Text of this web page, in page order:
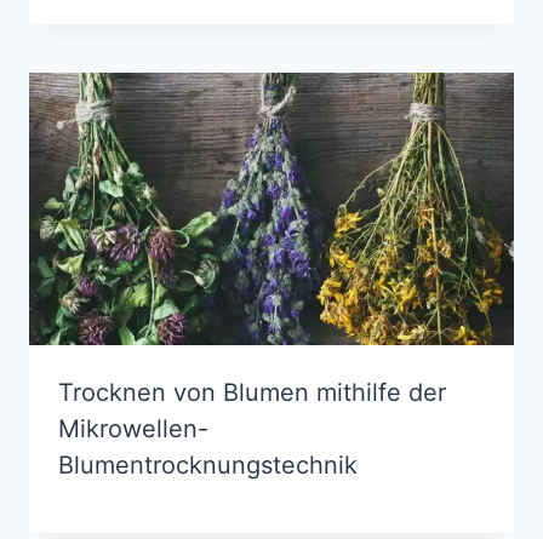
Trocknen von Blumen mithilfe der
Mikrowellen-
Blumentrocknungstechnik